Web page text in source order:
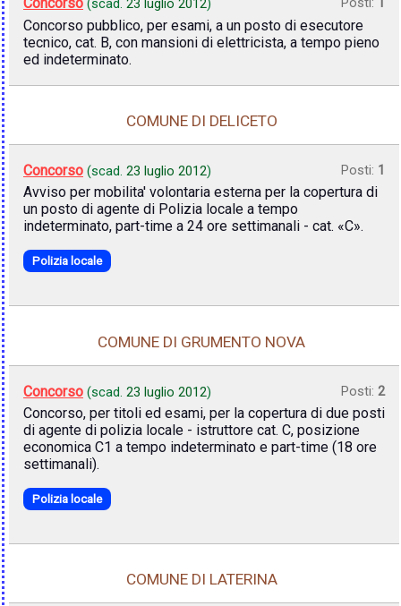
(scad. 23 luglio 2012)
Concorso pubblico, per esami, a un posto di esecutore
tecnico, cat. B, con mansioni di elettricista, a tempo pieno
ed indeterminato.
COMUNE DI DELICETO
Concorso (scad. 23 luglio 2012) Posti: 1
Avviso per mobilita' volontaria esterna per la copertura di
un posto di agente di Polizia locale a tempo
indeterminato, part-time a 24 ore settimanali - cat. «C».
Polizia locale
COMUNE DI GRUMENTO NOVA
Concorso (scad. 23 luglio 2012) Posti: 2
Concorso, per titoli ed esami, per la copertura di due posti
di agente di polizia locale - istruttore cat. C, posizione
economica C1 a tempo indeterminato e part-time (18 ore
settimanali).
Polizia locale
COMUNE DI LATERINA